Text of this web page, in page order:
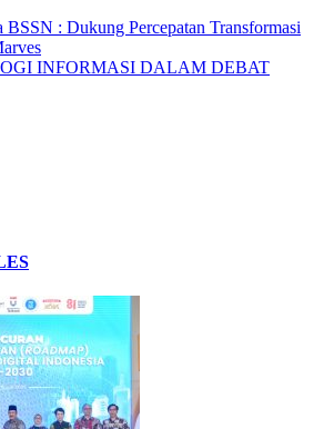
BSSN : Dukung Percepatan Transformasi
INFORMASI DALAM DEBAT